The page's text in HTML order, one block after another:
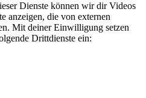
Dienste können wir dir Videos
anzeigen, die von externen
Mit deiner Einwilligung setzen
Drittdienste ein: